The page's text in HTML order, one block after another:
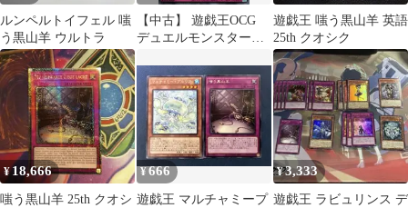
ルンペルトイフェル 嗤
う黒山羊 ウルトラ
【中古】 遊戯王OCG
デュエルモンスターズ
PHNI-JP078 レア
遊戯王 嗤う黒山羊 英語
25th クオシク
¥18,666
嗤う黒山羊 25th クオシ
¥666
遊戯王 マルチャミープ
¥3,333
遊戯王 ラビュリンス デ